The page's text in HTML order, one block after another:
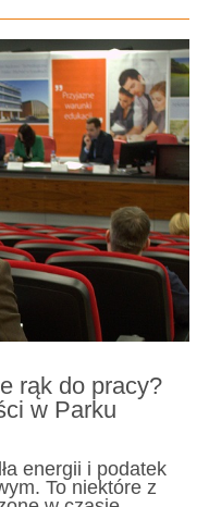
rąk do pracy?
w Parku
energii i podatek
To niektóre z